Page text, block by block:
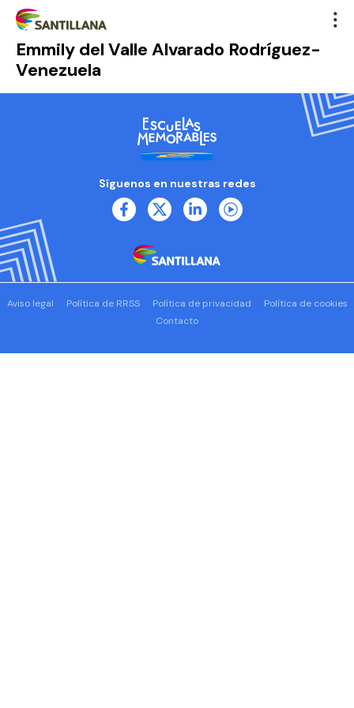
Emmily del Valle Alvarado Rodríguez-
Venezuela
Síguenos en nuestras redes
Aviso legal Política de RRSS Política de privacidad
Política de cookies
Contacto